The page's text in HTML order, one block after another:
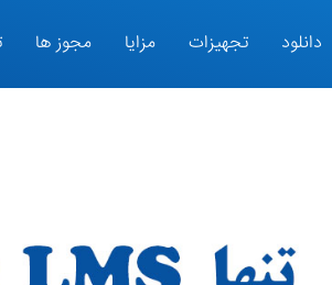
دانلود تجهیزات مزایا مجوز ها